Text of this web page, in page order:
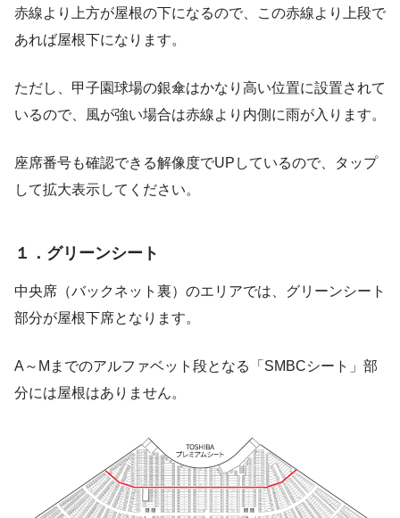
赤線より上方が屋根の下になるので、この赤線より上段で
あれば屋根下になります。
ただし、甲子園球場の銀傘はかなり高い位置に設置されて
いるので、風が強い場合は赤線より内側に雨が入ります。
座席番号も確認できる解像度でUPしているので、タップ
して拡大表示してください。
１．グリーンシート
中央席（バックネット裏）のエリアでは、グリーンシート
部分が屋根下席となります。
A～Mまでのアルファベット段となる「SMBCシート」部
分には屋根はありません。